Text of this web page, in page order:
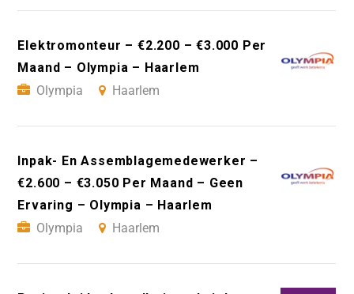
Elektromonteur – €2.200 – €3.000 Per
Maand – Olympia – Haarlem
Olympia
Haarlem
Inpak- En Assemblagemedewerker –
€2.600 – €3.050 Per Maand – Geen
Ervaring – Olympia – Haarlem
Olympia
Haarlem